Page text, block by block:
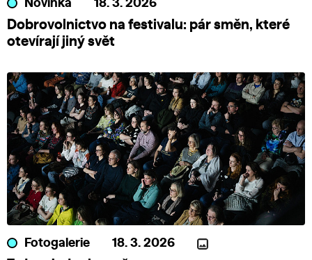
Novinka 18. 3. 2026
Dobrovolnictvo na festivalu: pár směn, které
otevírají jiný svět
Fotogalerie 18. 3. 2026